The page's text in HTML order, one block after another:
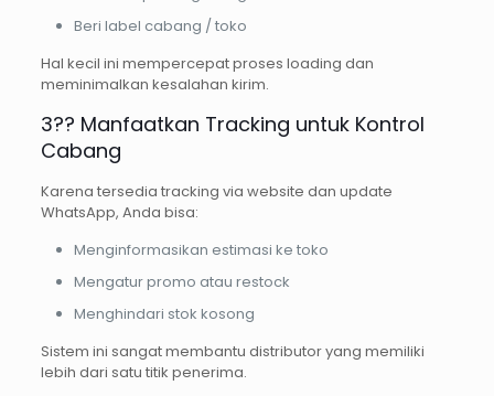
Beri label cabang / toko
Hal kecil ini mempercepat proses loading dan
meminimalkan kesalahan kirim.
3?? Manfaatkan Tracking untuk Kontrol
Cabang
Karena tersedia tracking via website dan update
WhatsApp, Anda bisa:
Menginformasikan estimasi ke toko
Mengatur promo atau restock
Menghindari stok kosong
Sistem ini sangat membantu distributor yang memiliki
lebih dari satu titik penerima.